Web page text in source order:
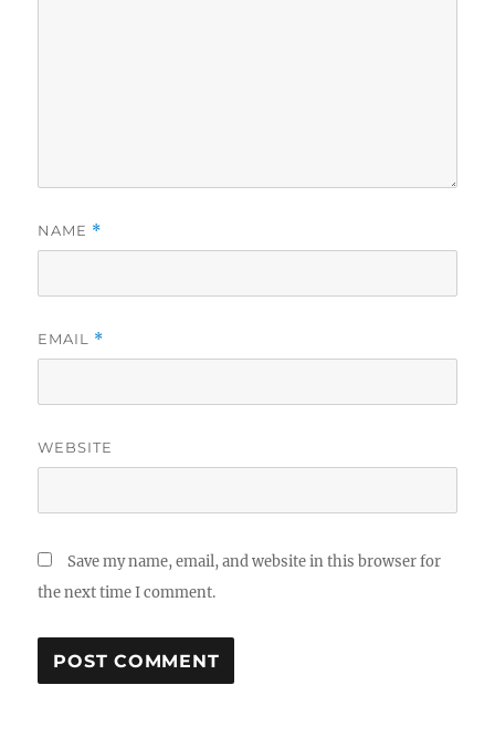
NAME *
EMAIL *
WEBSITE
Save my name, email, and website in this browser for
the next time I comment.